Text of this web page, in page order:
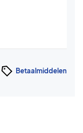
Betaalmiddelen